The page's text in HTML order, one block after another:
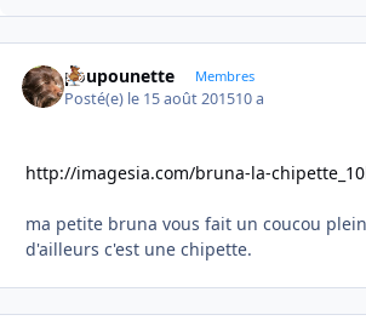
poupounette Membres
Posté(e) le 15 août 201510 a
http://imagesia.com/bruna-la-
ma petite bruna vous fait un coucou
d'ailleurs c'est une chipette.